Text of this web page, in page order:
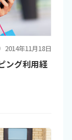
2014年11月18日
ング利用経